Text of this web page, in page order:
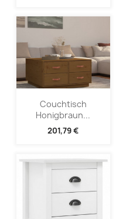
Couchtisch
Honigbraun...
201,79 €